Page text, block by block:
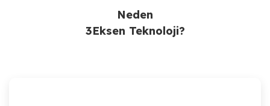
Neden
3Eksen Teknoloji?